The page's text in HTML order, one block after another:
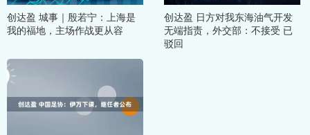
创达盈 城事｜殷若宁：上海是
我的福地，主场作战更从容
创达盈 日方对我东海油气开发
无端指责，外交部：不接受 已
驳回